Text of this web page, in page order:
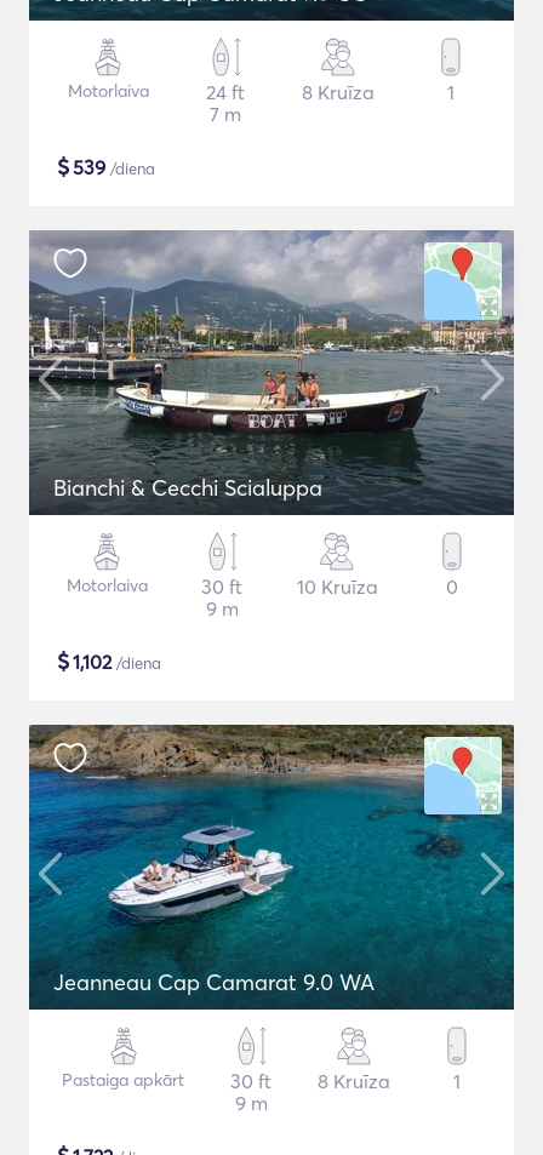
Motorlaiva
24 ft
7 m
8 Kruīza 1
$539 /diena
Bianchi & Cecchi Scialuppa
Motorlaiva
30 ft
9 m
10 Kruīza 0
$1,102/diena
Jeanneau Cap Camarat 9.0 WA
Pastaiga apkārt
30 ft
9 m
8 Kruīza 1